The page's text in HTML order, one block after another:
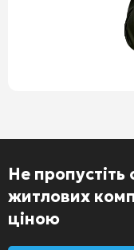
Не
житлових
ціною